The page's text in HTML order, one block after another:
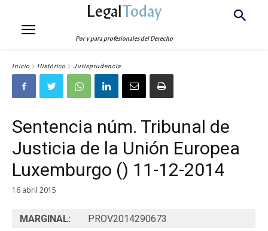
LegalToday
Por y para profesionales del Derecho
Inicio Histórico Jurisprudencia
Sentencia núm. Tribunal de
Justicia de la Unión Europea
Luxemburgo () 11-12-2014
16 abril 2015
MARGINAL: PROV2014290673